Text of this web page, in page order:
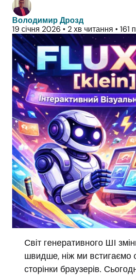
Володимир Дрозд
19 січня 2026 • 2 хв читання • 161
Світ генеративного ШІ
швидше, ніж ми встигаємо
сторінки браузерів.